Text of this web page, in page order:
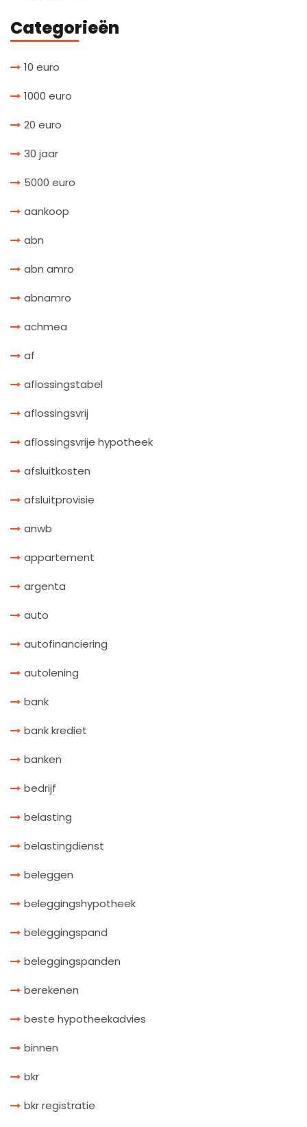
Categorieën
10 euro
1000 euro
20 euro
30 jaar
5000 euro
aankoop
abn
abn amro
abnamro
achmea
af
aflossingstabel
aflossingsvrij
aflossingsvrije hypotheek
afsluitkosten
afsluitprovisie
anwb
appartement
argenta
auto
autofinanciering
autolening
bank
bank krediet
banken
bedrijf
belasting
belastingdienst
beleggen
beleggingshypotheek
beleggingspand
beleggingspanden
berekenen
beste hypotheekadvies
binnen
bkr
bkr registratie